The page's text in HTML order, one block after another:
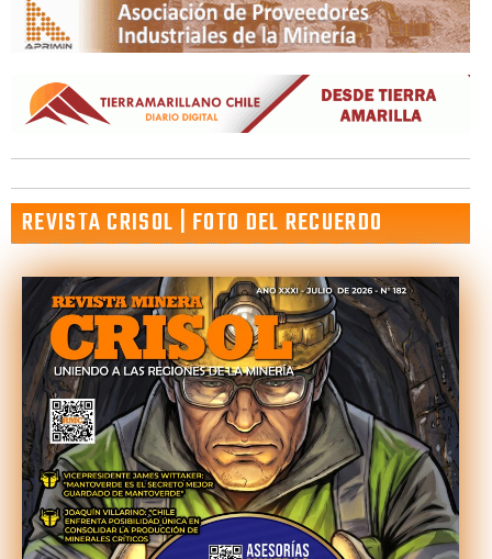
REVISTA CRISOL | FOTO DEL RECUERDO